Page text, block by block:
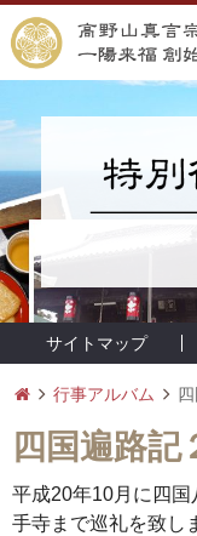
サイトマップ
行事アルバム
四国遍路記
平成20年10月に四
手寺まで巡礼を致し